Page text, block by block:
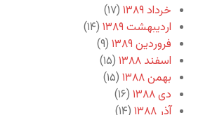
خرداد ۱۳۸۹
(۱۷)
اردیبهشت ۱۳۸۹
(۱۴)
فروردین ۱۳۸۹
(۹)
اسفند ۱۳۸۸
(۱۵)
بهمن ۱۳۸۸
(۱۵)
دی ۱۳۸۸
(۱۶)